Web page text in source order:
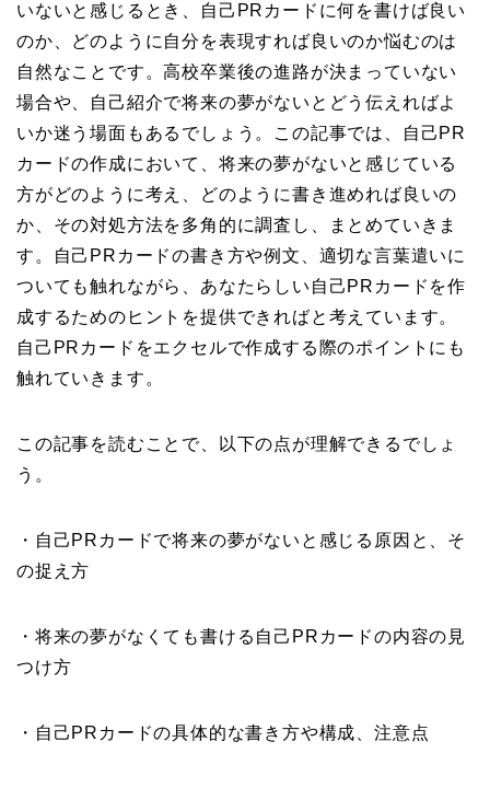
いないと感じるとき、自己PRカードに何を書けば良い
のか、どのように自分を表現すれば良いのか悩むのは
自然なことです。高校卒業後の進路が決まっていない
場合や、自己紹介で将来の夢がないとどう伝えればよ
いか迷う場面もあるでしょう。この記事では、自己PR
カードの作成において、将来の夢がないと感じている
方がどのように考え、どのように書き進めれば良いの
か、その対処方法を多角的に調査し、まとめていきま
す。自己PRカードの書き方や例文、適切な言葉遣いに
ついても触れながら、あなたらしい自己PRカードを作
成するためのヒントを提供できればと考えています。
自己PRカードをエクセルで作成する際のポイントにも
触れていきます。
この記事を読むことで、以下の点が理解できるでしょ
う。
・自己PRカードで将来の夢がないと感じる原因と、そ
の捉え方
・将来の夢がなくても書ける自己PRカードの内容の見
つけ方
・自己PRカードの具体的な書き方や構成、注意点